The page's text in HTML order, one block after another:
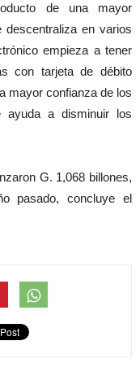
de una mayor
descentraliza en varios
empieza a tener
con tarjeta de débito
mayor confianza de los
ayuda a disminuir los
G. 1,068 billones,
pasado, concluye el